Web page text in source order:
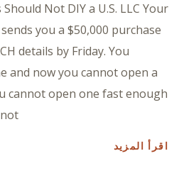
Not DIY a U.S. LLC Your
you a $50,000 purchase
details by Friday. You
and now you cannot open a
cannot open one fast enough
اقرأ المزيد